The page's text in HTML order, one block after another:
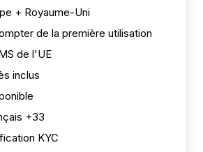
+ Royaume-Uni
de la première utilisation
de l'UE
inclus
+33
KYC